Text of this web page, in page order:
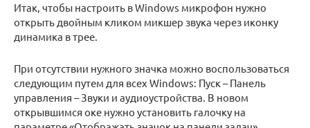
Итак, чтобы настроить в Windows микрофон нужно
открыть двойным кликом микшер звука через иконку
динамика в трее.
При отсутствии нужного значка можно воспользоваться
следующим путем для всех Windows: Пуск – Панель
управления – Звуки и аудиоустройства. В новом
открывшимся оке нужно установить галочку на